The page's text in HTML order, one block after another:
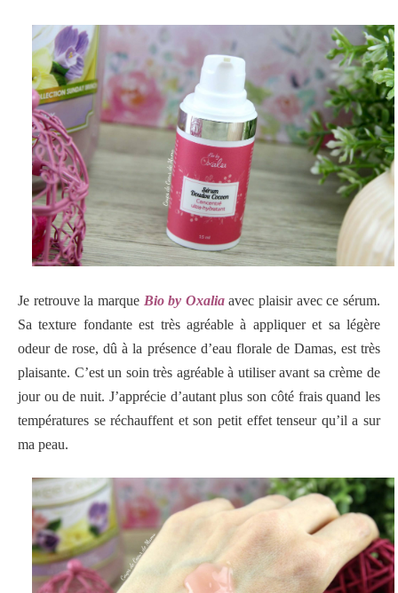
Je retrouve la marque Bio by Oxaliaavec plaisir avec ce sérum.
Sa texture fondante est très agréable à appliquer et sa légère
odeur de rose, dû à la présence d’eau florale de Damas, est très
plaisante. C’est un soin très agréable à utiliser avant sa crème de
jour ou de nuit. J’apprécie d’autant plus son côté frais quand les
températures se réchauffent et son petit effet tenseur qu’il a sur
ma peau.